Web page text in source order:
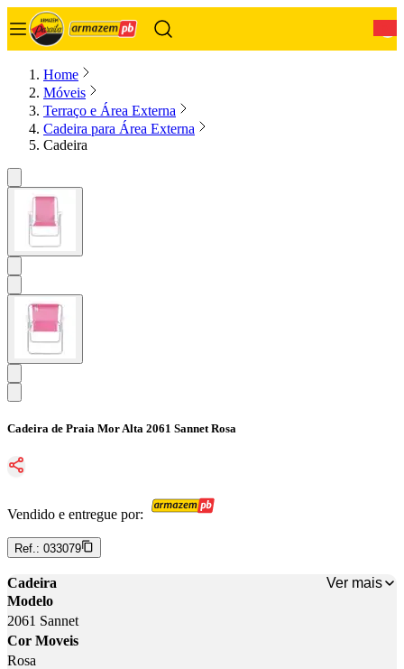
Home
Móveis
Terraço e Área Externa
Cadeira para Área Externa
Cadeira
Cadeira de Praia Mor Alta 2061 Sannet Rosa
Vendido e entregue por:
Ref.: 033079
Cadeira
Ver mais
Modelo
2061 Sannet
Cor Moveis
Rosa